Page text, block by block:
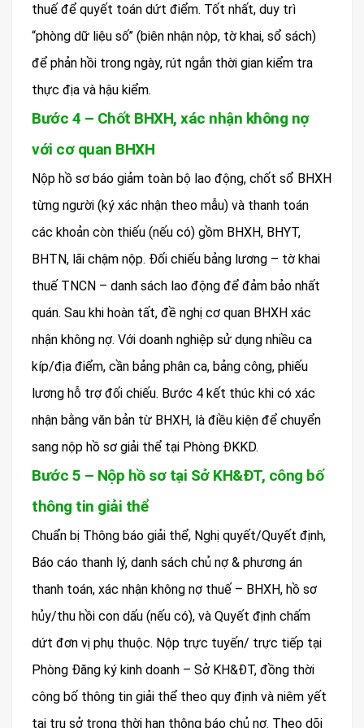
thuế để quyết toán dứt điểm. Tốt nhất, duy trì
“phòng dữ liệu số” (biên nhận nộp, tờ khai, sổ sách)
để phản hồi trong ngày, rút ngắn thời gian kiểm tra
thực địa và hậu kiểm.
Bước 4 – Chốt BHXH, xác nhận không nợ
với cơ quan BHXH
Nộp hồ sơ báo giảm toàn bộ lao động, chốt sổ BHXH
từng người (ký xác nhận theo mẫu) và thanh toán
các khoản còn thiếu (nếu có) gồm BHXH, BHYT,
BHTN, lãi chậm nộp. Đối chiếu bảng lương – tờ khai
thuế TNCN – danh sách lao động để đảm bảo nhất
quán. Sau khi hoàn tất, đề nghị cơ quan BHXH xác
nhận không nợ. Với doanh nghiệp sử dụng nhiều ca
kíp/địa điểm, cần bảng phân ca, bảng công, phiếu
lương hỗ trợ đối chiếu. Bước 4 kết thúc khi có xác
nhận bằng văn bản từ BHXH, là điều kiện để chuyển
sang nộp hồ sơ giải thể tại Phòng ĐKKD.
Bước 5 – Nộp hồ sơ tại Sở KH&ĐT, công bố
thông tin giải thể
Chuẩn bị Thông báo giải thể, Nghị quyết/Quyết định,
Báo cáo thanh lý, danh sách chủ nợ & phương án
thanh toán, xác nhận không nợ thuế – BHXH, hồ sơ
hủy/thu hồi con dấu (nếu có), và Quyết định chấm
dứt đơn vị phụ thuộc. Nộp trực tuyến/ trực tiếp tại
Phòng Đăng ký kinh doanh – Sở KH&ĐT, đồng thời
công bố thông tin giải thể theo quy định và niêm yết
tại trụ sở trong thời hạn thông báo chủ nợ. Theo dõi